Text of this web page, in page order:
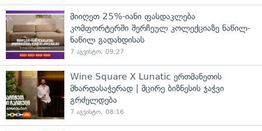
მიიღეთ 25%-იანი ფასდაკლება
კომფორტერში შერჩეულ კოლექციაზე ნაწილ-
ნაწილ გადახდისას
7 აგვისტო, 09:27
Wine Square X Lunatic ერთმანეთის
მხარდასაჭერად | მცირე ბიზნესის ჯაჭვი
გრძელდება
7 აგვისტო, 08:16